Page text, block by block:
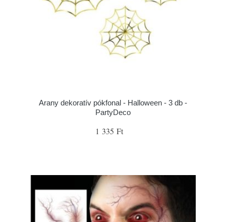
Arany dekoratív pókfonal - Halloween - 3 db -
PartyDeco
1 335 Ft